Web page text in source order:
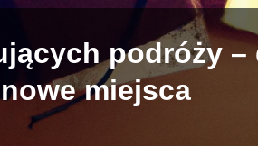
podróży –
miejsca